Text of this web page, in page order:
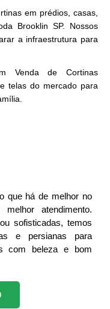
em prédios, casas,
Brooklin SP. Nossos
a infraestrutura para
Venda de Cortinas
telas do mercado para
que há de melhor no
atendimento.
sofisticadas, temos
e persianas para
com beleza e bom